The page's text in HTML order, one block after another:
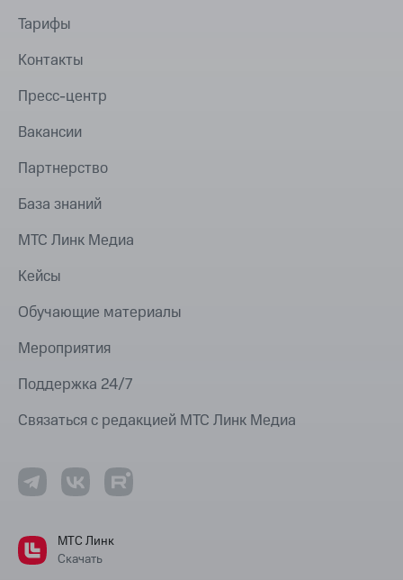
Тарифы
Контакты
Пресс-центр
Вакансии
Партнерство
База знаний
МТС Линк Медиа
Кейсы
Обучающие материалы
Мероприятия
Поддержка 24/7
Связаться с редакцией МТС Линк Медиа
МТС Линк
Скачать